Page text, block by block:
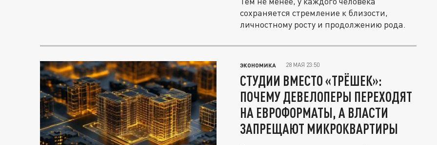
сохраняется стремление к близости,
личностному росту и продолжению рода.
ЭКОНОМИКА 28 МАЯ 23:50
СТУДИИ ВМЕСТО «ТРЁШЕК»:
ПОЧЕМУ ДЕВЕЛОПЕРЫ ПЕРЕХОДЯТ
НА ЕВРОФОРМАТЫ, А ВЛАСТИ
ЗАПРЕЩАЮТ МИКРОКВАРТИРЫ